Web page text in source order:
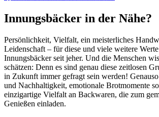
Innungsbäcker in der Nähe?
Persönlichkeit, Vielfalt, ein meisterliches
Leidenschaft – für diese und viele weitere
Innungsbäcker seit jeher. Und die Menschen
schätzen: Denn es sind genau diese zeitlosen
in Zukunft immer gefragt sein werden!
und Nachhaltigkeit, emotionale Brotmomente
einzigartige Vielfalt an Backwaren, die zum
Genießen einladen.